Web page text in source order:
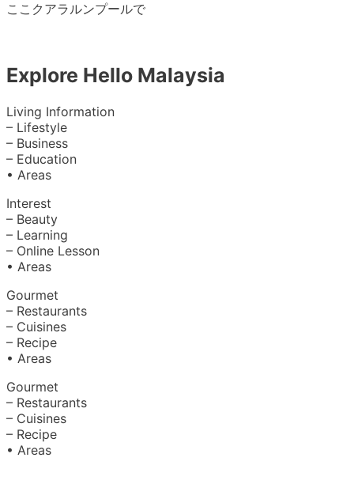
ここクアラルンプールで
Explore Hello Malaysia
Living Information
– Lifestyle
– Business
– Education
• Areas
Interest
– Beauty
– Learning
– Online Lesson
• Areas
Gourmet
– Restaurants
– Cuisines
– Recipe
• Areas
Gourmet
– Restaurants
– Cuisines
– Recipe
• Areas